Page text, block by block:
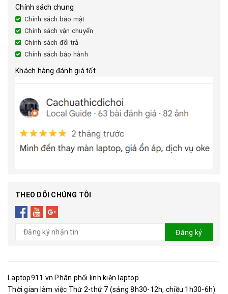
Chính sách chung
Chính sách bảo mật
Chính sách vận chuyển
Chính sách đổi trả
Chính sách bảo hành
Khách hàng đánh giá tốt
THEO DÕI CHÚNG TÔI
Đăng ký
Laptop911.vn Phân phối linh kiện laptop
Thời gian làm việc Thứ 2-thứ 7 (sáng 8h30-12h, chiều 1h30-6h).